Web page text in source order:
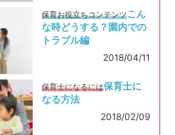
保育お役立ちコンテンツこん
な時どうする？園内での
トラブル編
2018/04/11
保育士になるには保育士に
なる方法
2018/02/09